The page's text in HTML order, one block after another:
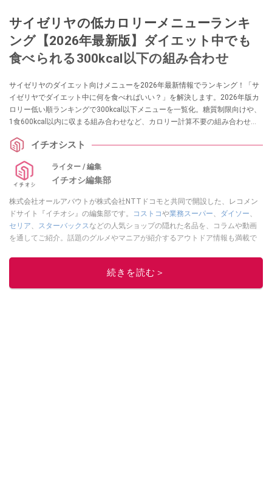
サイゼリヤの低カロリーメニューランキ
ング【2026年最新版】ダイエット中でも
食べられる300kcal以下の組み合わせ
サイゼリヤのダイエット向けメニューを2026年最新情報でランキング！「サ
イゼリヤでダイエット中に何を食べればいい？」を解決します。2026年版カ
ロリー低い順ランキングで300kcal以下メニューを一覧化。糖質制限向けや、
1食600kcal以内に収まる組み合わせなど、カロリー計算不要の組み合わせセ
イチオシスト
ライター / 編集
イチオシ編集部
株式会社オールアバウトが株式会社NTTドコモと共同で開設した、レコメン
ドサイト『イチオシ』の編集部です。
コストコや業務スーパー、 ダイソー、
セリア、 スターバックスなどの人気ショップの隠れた名品を、コラムや動画
を通してご紹介。話題のグルメやマニアが紹介するアウトドア情報も満載で
レビューしています。毎日トレンド情報をお届けしているので、ぜひ
してください！続きを読む＞